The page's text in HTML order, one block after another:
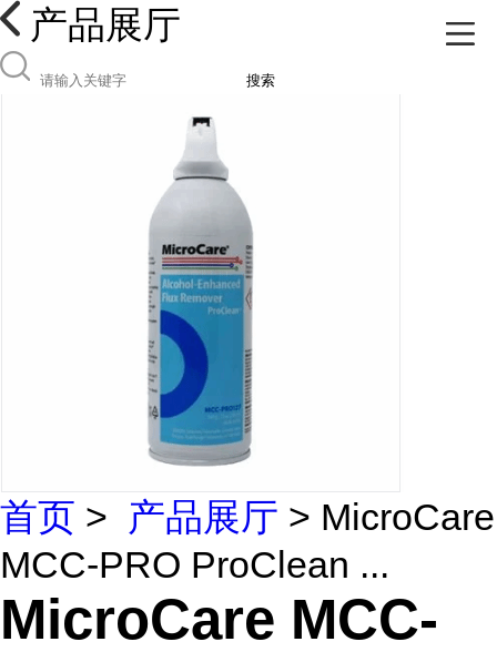
产品展厅
搜索
首页 > 产品展厅 > MicroCare
MCC-PRO ProClean ...
MicroCare MCC-